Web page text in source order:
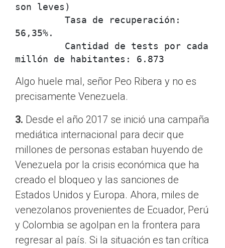
son leves)
Tasa de recuperación:
56,35%.
Cantidad de tests por cada
millón de habitantes: 6.873
Algo huele mal, señor Peo Ribera y no es
precisamente Venezuela.
3. Desde el año 2017 se inició una campaña
mediática internacional para decir que
millones de personas estaban huyendo de
Venezuela por la crisis económica que ha
creado el bloqueo y las sanciones de
Estados Unidos y Europa. Ahora, miles de
venezolanos provenientes de Ecuador, Perú
y Colombia se agolpan en la frontera para
regresar al país. Si la situación es tan crítica